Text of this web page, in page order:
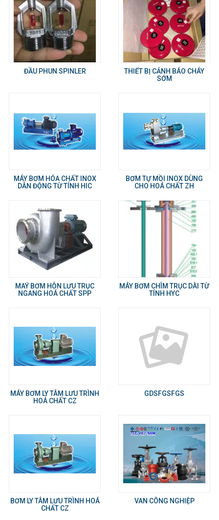
ĐẦU PHUN SPINLER
THIẾT BỊ CẢNH BÁO CHÁY
SỚM
MÁY BƠM HÓA CHẤT INOX
DẪN ĐỘNG TỪ TÍNH HIC
BƠM TỰ MỒI INOX DÙNG
CHO HOÁ CHẤT ZH
MAÝ BƠM HỖN LƯU TRỤC
NGANG HOÁ CHẤT SPP
MÁY BƠM CHÌM TRỤC DÀI TỪ
TÍNH HYC
MÁY BƠM LY TÂM LƯU TRÌNH
HOÁ CHẤT CZ
GDSFGSFGS
BƠM LY TÂM LƯU TRÌNH HOÁ
CHẤT CZ
VAN CÔNG NGHIỆP